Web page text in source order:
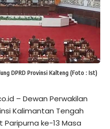
DPRD Provinsi Kalteng (Foto : Ist)
– Dewan Perwakilan
Kalimantan Tengah
ke-13 Masa